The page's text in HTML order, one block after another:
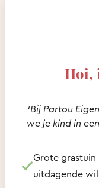
Hoi,
‘Bij Partou
we je kind in
Grote grastuin
uitdagende